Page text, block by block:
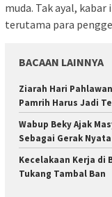
muda. Tak ayal,
terutama para
BACAAN LAINNYA
Ziarah Hari
Pamrih Harus Jadi
Wabup Beky Ajak
Sebagai Gerak
Kecelakaan Kerja di
Tukang Tambal Ban